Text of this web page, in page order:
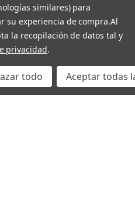
similares) para
su experiencia de compra.Al
la recopilación de datos tal y
privacidad.
todo Aceptar todas